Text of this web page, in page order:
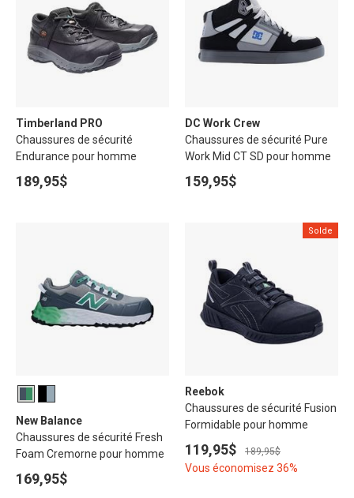
Timberland PRO
Chaussures de sécurité
Endurance pour homme
189,95$
DC Work Crew
Chaussures de sécurité Pure
Work Mid CT SD pour homme
159,95$
New Balance
Chaussures de sécurité Fresh
Foam Cremorne pour homme
169,95$
Solde
Reebok
Chaussures de sécurité Fusion
Formidable pour homme
119,95$ 189,95$
Vous économisez 36%